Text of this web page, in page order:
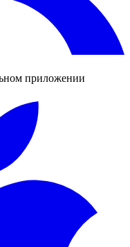
приложении